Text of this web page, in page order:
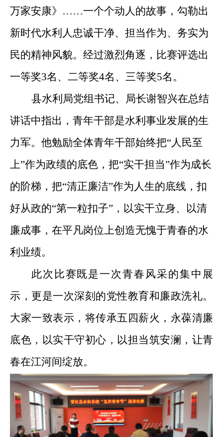
万家安康》……一个个动人的故事，勾勒出
新时代水利人忠诚干净、担当作为、务实为
民的精神风貌。 经过激烈角逐，比赛评选出
一等奖3名、二等奖4名、三等奖5名。
县水利局党组书记、局长谢智兴在总结
讲话中指出，青年干部是水利事业发展的生
力军。他勉励全体青年干部始终把“人民至
上”作为政绩的底色，把“实干担当”作为成长
的阶梯，把“清正廉洁”作为人生的底线，扣
好从政的“第一粒扣子”，以实干立身、以清
廉成事，在平凡岗位上创造无愧于青春的水
利业绩。
此次比赛既是一次青春风采的集中展
示，更是一次深刻的党性教育和廉政洗礼。
大家一致表示，将传承五四薪火，永葆清廉
底色，以实干守初心，以担当筑安澜，让青
春在江河间绽放。